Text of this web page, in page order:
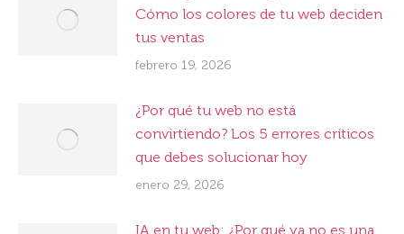
Cómo los colores de tu web deciden
tus ventas
febrero 19, 2026
¿Por qué tu web no está
convirtiendo? Los 5 errores críticos
que debes solucionar hoy
enero 29, 2026
IA en tu web: ¿Por qué ya no es una